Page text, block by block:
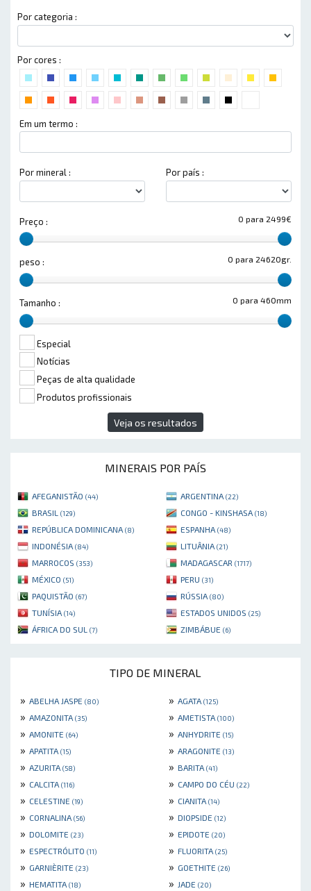
Por categoria :
Por cores :
Em um termo :
Por mineral : Por país :
0 para 2499€
Preço :
0 para 24620gr.
peso :
0 para 460mm
Tamanho :
Especial
Notícias
Peças de alta qualidade
Produtos profissionais
Veja os resultados
MINERAIS POR PAÍS
AFEGANISTÃO (44) ARGENTINA (22)
BRASIL (129) CONGO - KINSHASA (18)
REPÚBLICA DOMINICANA (8) ESPANHA (48)
INDONÉSIA (84) LITUÂNIA (21)
MARROCOS (353) MADAGASCAR (1717)
MÉXICO (51) PERU (31)
PAQUISTÃO (67) RÚSSIA (80)
TUNÍSIA (14) ESTADOS UNIDOS (25)
ÁFRICA DO SUL (7) ZIMBÁBUE (6)
TIPO DE MINERAL
» ABELHA JASPE (80) » AGATA (125)
» AMAZONITA (35) » AMETISTA (100)
» AMONITE (64) » ANHYDRITE (15)
» APATITA (15) » ARAGONITE (13)
» AZURITA (58) » BARITA (41)
» CALCITA (116) » CAMPO DO CÉU (22)
» CELESTINE (19) » CIANITA (14)
» CORNALINA (56) » DIOPSIDE (12)
» DOLOMITE (23) » EPIDOTE (20)
» ESPECTRÓLITO (11) » FLUORITA (25)
» GARNIÈRITE (23) » GOETHITE (26)
» HEMATITA (18) » JADE (20)